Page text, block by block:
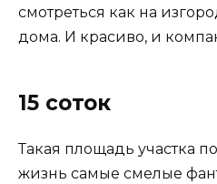
смотреться как на
дома. И красиво, и
15 соток
Такая площадь участка
жизнь самые смелые